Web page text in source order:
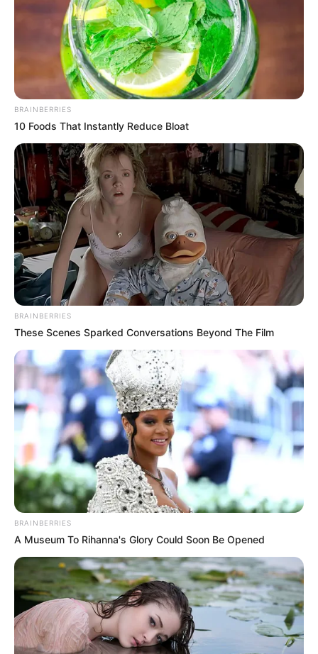
BRAINBERRIES
10 Foods That Instantly Reduce Bloat
BRAINBERRIES
These Scenes Sparked Conversations Beyond The Film
BRAINBERRIES
A Museum To Rihanna's Glory Could Soon Be Opened